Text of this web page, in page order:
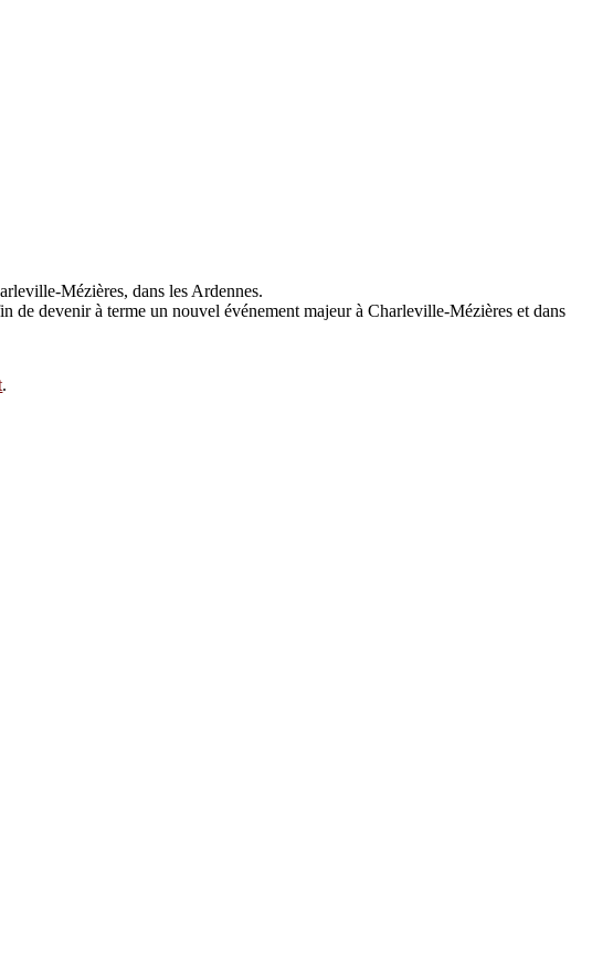
Mézières, dans les Ardennes.
devenir à terme un nouvel événement majeur à Charleville-Mézières et dans
.